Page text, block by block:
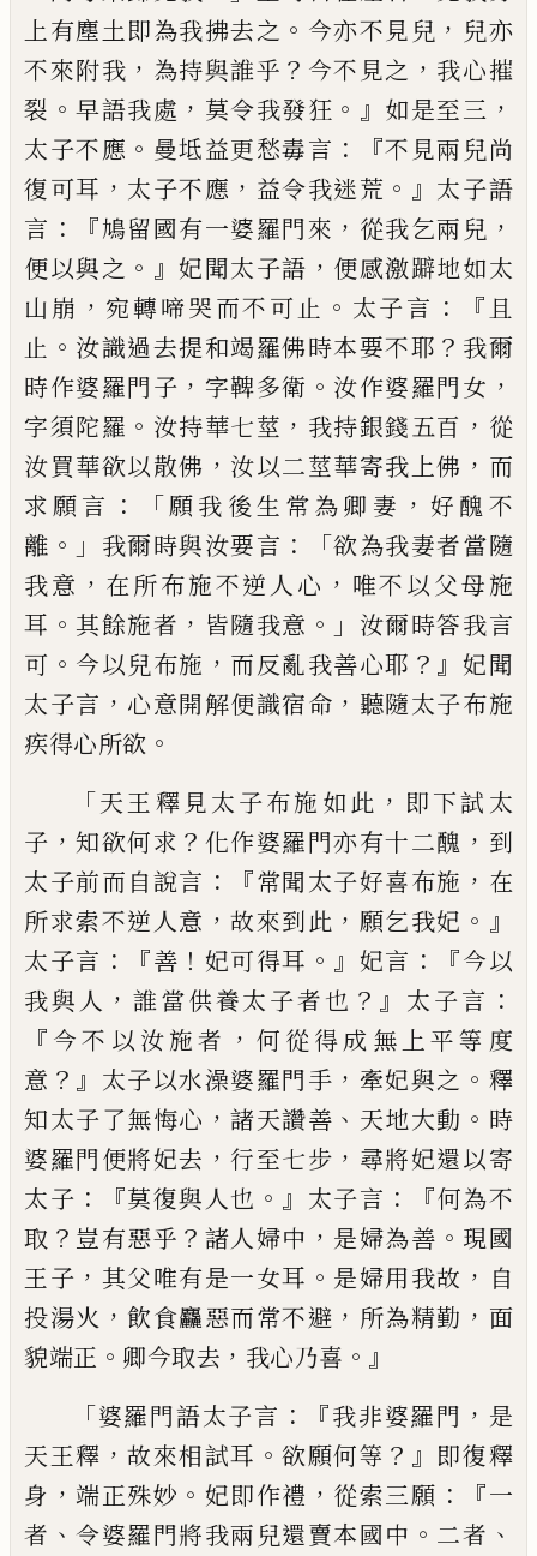
上有塵土即為我拂去之 。 今亦不見兒 ， 兒亦
不來附我 ， 為持與誰乎 ？ 今不見之 ， 我心摧
裂 。早語我處 ， 莫令我發狂 。』 如是至三 ，
太子不應 。 曼坻益更愁毒言 ：『不見兩兒尚
復可耳 ， 太子不應 ， 益令我迷荒 。』 太子語
言 ： 『鳩留國有一婆羅門來 ， 從我乞兩兒 ，
便以與之 。』 妃聞太子語 ， 便感激躃地如太
山崩 ， 宛轉啼哭而不可止 。 太子言 ：『 且
止 。 汝識過去提和竭羅佛時本要不耶 ？ 我爾
時作婆羅門子 ， 字鞞多衛 。 汝作婆羅門女 ，
字須陀羅 。 汝持華七莖 ， 我持銀錢五百 ， 從
汝買華欲以散佛 ， 汝以二莖華寄我上佛 ， 而
求願言 ：「願我後生常為卿妻 ，好醜不
離 。」 我爾時與汝要言 ：「欲為我妻者當隨
我意 ， 在所布施不逆 人心 ， 唯不以父母施
耳 。其餘施者 ， 皆隨我意 。」 汝爾時答我言
可 。 今以兒布施 ， 而反亂我善心耶 ？』 妃聞
太子言 ， 心意開解便識宿命 ， 聽隨太子布施
疾得心所欲 。
「天王釋見太子布施如此 ， 即下試太
子 ，知欲何求 ？ 化作婆羅門亦有十二醜 ， 到
太子前而自說言 ：『常聞太子好喜布施 ， 在
所求索不逆人意 ，故來到此 ， 願乞我妃 。』
太子言 ：『善 ！ 妃可得耳 。』 妃言 ：『今以
我與人 ，誰當供養太子者也 ？』 太子言 ：
『 今不以汝施者 ， 何從得成無上平等度
意 ？』 太子以水澡婆羅門手 ， 牽妃與之 。 釋
知太子了無悔心 ，諸天讚善 、 天地大動 。 時
婆羅門便將妃去 ，行至七步 ， 尋將妃還以寄
太子 ：『莫復與人也 。』 太子言 ：『何為不
取 ？ 豈有惡乎 ？ 諸人婦中 ， 是婦為善 。 現國
王子 ， 其父唯有是一女耳 。 是婦用我故 ， 自
投湯火 ，飲食麤惡而常不避 ， 所為精勤 ， 面
貌端正 。 卿今取去 ， 我心乃喜 。』
「婆羅門語太子言 ：『我非婆羅門 ， 是
天王釋 ，故來相試耳 。欲願何等 ？』 即復釋
身 ， 端正殊妙 。 妃即作禮 ， 從索三願 ：『一
者 、令婆羅門將我兩兒還賣本國中 。 二者 、